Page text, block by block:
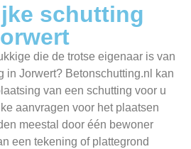
schutting
die de trotse eigenaar is van
in Jorwert? Betonschutting.nl kan
van een schutting voor u
aanvragen voor het plaatsen
meestal door één bewoner
een tekening of plattegrond